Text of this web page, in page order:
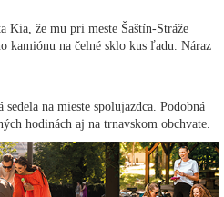
Kia, že mu pri meste Šaštín-Stráže
kamiónu na čelné sklo kus ľadu. Náraz
sedela na mieste spolujazdca. Podobná
hodinách aj na trnavskom obchvate.